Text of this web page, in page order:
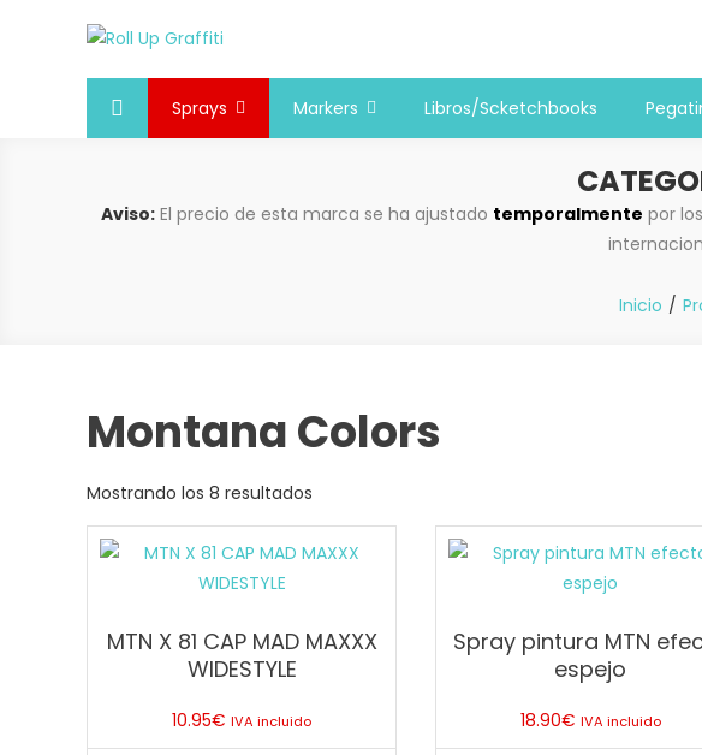
Roll Up Graffiti
Sprays
Markers Libros/Scketchbooks
Aviso: El precio de esta marca se ha ajustado temporalmente por
Inicio
Montana Colors
Mostrando los 8 resultados
MTN X 81 CAP MAD MAXXX
WIDESTYLE
10.95€ IVA incluido
Spray pintura MTN
espejo
18.90€ IVA incluido